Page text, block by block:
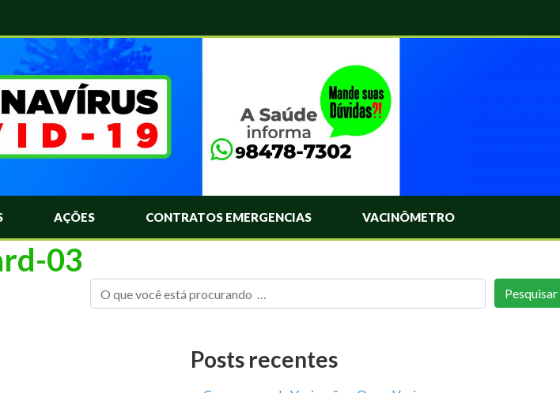
AÇÕES CONTRATOS EMERGENCIAS VACINÔMETRO
03
Posts recentes